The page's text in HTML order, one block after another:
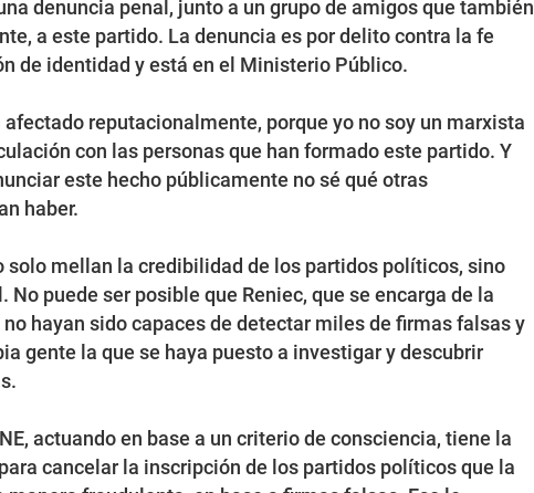
denuncia penal, junto a un grupo de amigos que también
a este partido. La denuncia es por delito contra la fe
de identidad y está en el Ministerio Público.
reputacionalmente, porque yo no soy un marxista
con las personas que han formado este partido. Y
este hecho públicamente no sé qué otras
haber.
solo mellan la credibilidad de los partidos políticos, sino
puede ser posible que Reniec, que se encarga de la
hayan sido capaces de detectar miles de firmas falsasy
gente la que se haya puesto a investigar y descubrir
actuando en base a un criterio de consciencia, tiene la
cancelar la inscripción de los partidos políticos que la